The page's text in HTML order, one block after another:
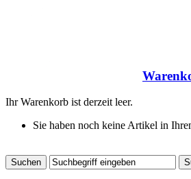
Ihr Warenkorb ist derzeit leer.
Sie haben noch keine Artikel in